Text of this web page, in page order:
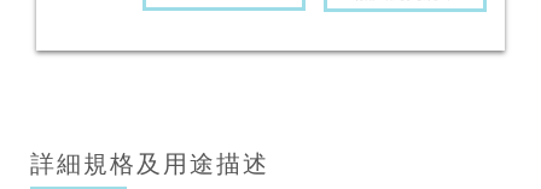
詳細規格及用途描述